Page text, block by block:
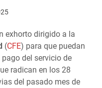
exhorto dirigido a la
(CFE) para que puedan
del servicio de
radican en los 28
del pasado mes de